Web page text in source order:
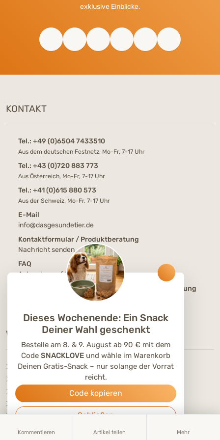
Kommentieren Artikel teilen Mehr
exklusive Einblicke.
KONTAKT
Tel.: +49 (0)6504 7433510
Aus dem deutschen Festnetz, Mo-Fr, 7-17 Uhr
Tel.: +43 (0)720 883 773
Aus Österreich, Mo-Fr, 7-17 Uhr
Tel.: +41 (0)615 880 573
Aus der Schweiz, Mo-Fr, 7-17 Uhr
E-Mail
info@dasgesundetier.de
Kontaktformular / Produktberatung
Nachricht senden
FAQ
Antworten auf häufige Fragen
Tierärztliche Online-Beratung / Ernährungsberatung
Buche jetzt Deinen Beratungstermin
WISSENSWERTES
Versandkosten
Futterabo
DGT Care Club
Freunde werben
Hundenamen
Dieses Wochenende: Ein Snack
Deiner Wahl geschenkt
Bestelle am 8. & 9. August ab 90 € mit dem
Code SNACKLOVE und wähle im Warenkorb
Deinen Gratis-Snack – nur solange der Vorrat
reicht.
Code kopieren
Schließen